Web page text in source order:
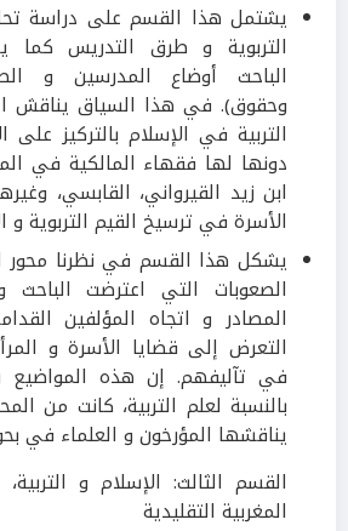
يشتمل هذا القسم على دراسة
التربوية و طرق التدريس كما
الباحث أوضاع المدرسين و
وحقوق). في هذا السياق يناقش
التربية في الإسلام بالتركيز
دونها لها فقهاء المالكية في
ابن زيد القيرواني، القابسي،
الأسرة في ترسيخ القيم التربوية و
يشكل هذا القسم في نظرنا محور
الصعوبات التي اعترضت
المصادر و اتجاه المؤلفين
التعرض إلى قضايا الأسرة و
في تآليفهم. إن هذه المواضيع
بالنسبة لعلم التربية، كانت من
يناقشها المؤرخون و العلماء في
القسم الثالث: الإسلام و
المغربية التقليدية